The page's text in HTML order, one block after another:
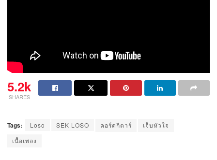
5.2k
SHARES
Tags: Loso SEK LOSO คอร์ดกีตาร์
เจ็บหัวใจ
เนื้อเพลง